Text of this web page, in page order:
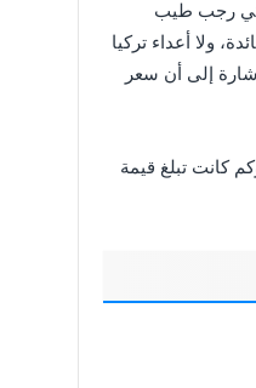
الرئيس التركي رجب طيب
ولا أعداء تركيا
إلى أن سعر
كانت تبلغ قيمة